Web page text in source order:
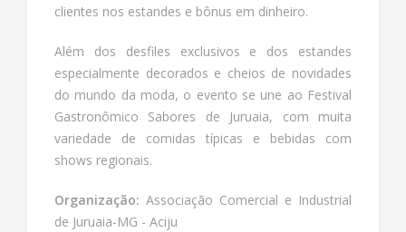
clientes nos estandes e bônus em dinheiro.
Além dos desfiles exclusivos e dos estandes
especialmente decorados e cheios de novidades
do mundo da moda, o evento se une ao Festival
Gastronômico Sabores de Juruaia, com muita
variedade de comidas típicas e bebidas com
shows regionais.
Organização: Associação Comercial e Industrial
de Juruaia-MG - Aciju